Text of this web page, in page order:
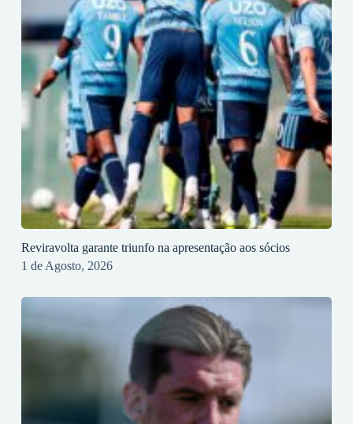
Reviravolta garante triunfo na apresentação aos sócios
1 de Agosto, 2026